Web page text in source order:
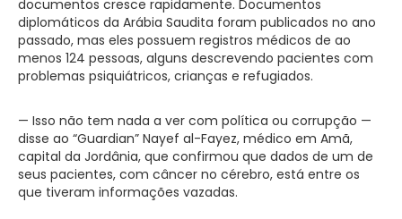
documentos cresce rapidamente. Documentos
diplomáticos da Arábia Saudita foram publicados no ano
passado, mas eles possuem registros médicos de ao
menos 124 pessoas, alguns descrevendo pacientes com
problemas psiquiátricos, crianças e refugiados.
— Isso não tem nada a ver com política ou corrupção —
disse ao “Guardian” Nayef al-Fayez, médico em Amã,
capital da Jordânia, que confirmou que dados de um de
seus pacientes, com câncer no cérebro, está entre os
que tiveram informações vazadas.